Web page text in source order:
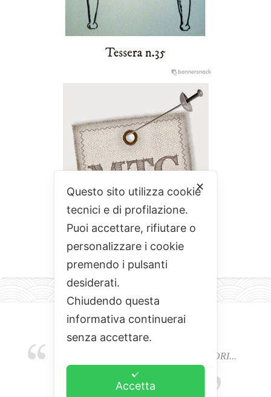
EMOZIONI, COLORI, ODORI E SAPORI...
L'ALCHIMIA DEL BUON CIBO
✕
Questo sito utilizza cookie
tecnici e di profilazione.
Puoi accettare, rifiutare o
personalizzare i cookie
premendo i pulsanti
desiderati.
Chiudendo questa
informativa continuerai
senza accettare.
Accetta